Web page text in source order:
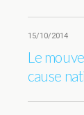
15/10/2014
Le
cause